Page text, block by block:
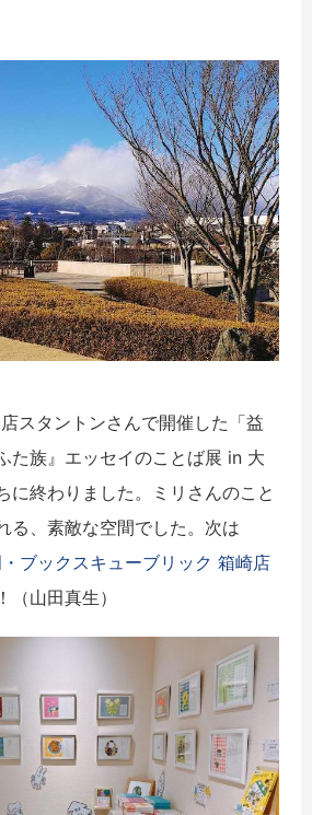
店スタントンさんで開催した「益
た族』エッセイのことば展 in 大
に終わりました。ミリさんのこと
る、素敵な空間でした。次は
ブックスキューブリック 箱崎店
（山田真生）